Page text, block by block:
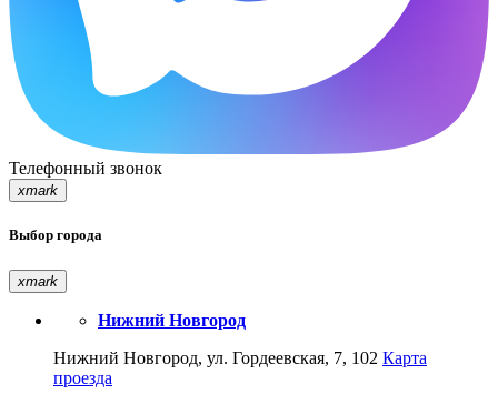
Телефонный звонок
xmark
Выбор города
xmark
Нижний Новгород
Нижний Новгород, ул. Гордеевская, 7, 102 Карта
проезда